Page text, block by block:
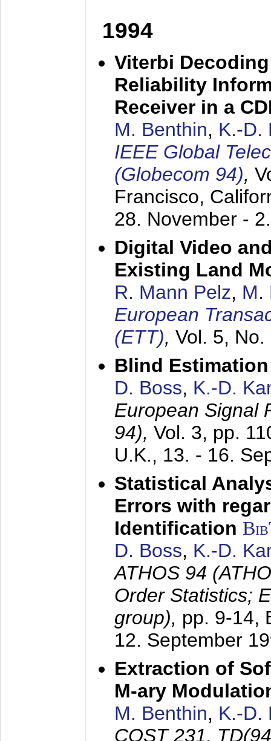
1994
Viterbi
Reliability
Receiver in a
M. Benthin, K.-D.
IEEE Global
(Globecom 94),
Francisco,
28. November -
Digital Video
Existing Land
R. Mann Pelz, M.
European
(ETT), Vol. 5,
Blind
D. Boss, K.-D.
European Signal
94), Vol. 3, pp.
U.K., 13. - 16.
Statistical
Errors with
Identification
D. Boss, K.-D.
ATHOS 94
Order Statistics;
group), pp. 9-14,
12. September
Extraction of
M-ary
M. Benthin, K.-D.
COST 231,